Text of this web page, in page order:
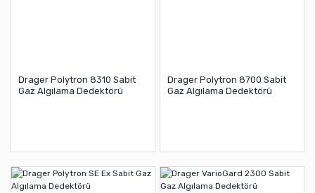
Drager Polytron 8310 Sabit
Gaz Algılama Dedektörü
Drager Polytron 8700 Sabit
Gaz Algılama Dedektörü